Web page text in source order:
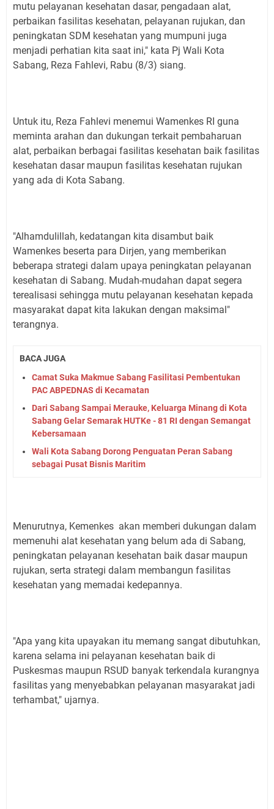
mutu pelayanan kesehatan dasar, pengadaan alat,
perbaikan fasilitas kesehatan, pelayanan rujukan, dan
peningkatan SDM kesehatan yang mumpuni juga
menjadi perhatian kita saat ini," kata Pj Wali Kota
Sabang, Reza Fahlevi, Rabu (8/3) siang.
Untuk itu, Reza Fahlevi menemui Wamenkes RI guna
meminta arahan dan dukungan terkait pembaharuan
alat, perbaikan berbagai fasilitas kesehatan baik fasilitas
kesehatan dasar maupun fasilitas kesehatan rujukan
yang ada di Kota Sabang.
"Alhamdulillah, kedatangan kita disambut baik
Wamenkes beserta para Dirjen, yang memberikan
beberapa strategi dalam upaya peningkatan pelayanan
kesehatan di Sabang. Mudah-mudahan dapat segera
terealisasi sehingga mutu pelayanan kesehatan kepada
masyarakat dapat kita lakukan dengan maksimal"
terangnya.
BACA JUGA
Camat Suka Makmue Sabang Fasilitasi Pembentukan
PAC ABPEDNAS di Kecamatan
Dari Sabang Sampai Merauke, Keluarga Minang di Kota
Sabang Gelar Semarak HUTKe - 81 RI dengan Semangat
Kebersamaan
Wali Kota Sabang Dorong Penguatan Peran Sabang
sebagai Pusat Bisnis Maritim
Menurutnya, Kemenkes akan memberi dukungan dalam
memenuhi alat kesehatan yang belum ada di Sabang,
peningkatan pelayanan kesehatan baik dasar maupun
rujukan, serta strategi dalam membangun fasilitas
kesehatan yang memadai kedepannya.
"Apa yang kita upayakan itu memang sangat dibutuhkan,
karena selama ini pelayanan kesehatan baik di
Puskesmas maupun RSUD banyak terkendala kurangnya
fasilitas yang menyebabkan pelayanan masyarakat jadi
terhambat," ujarnya.